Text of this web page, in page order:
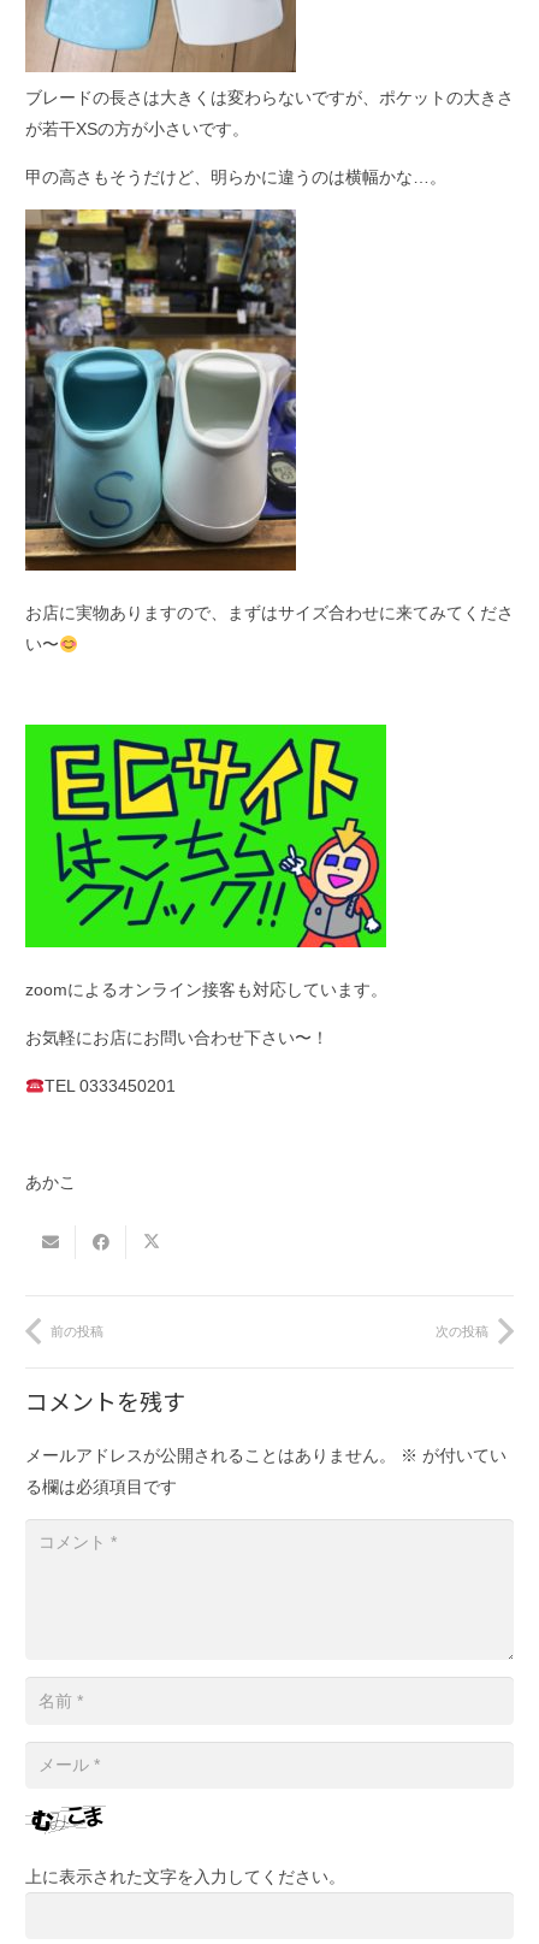
ブレードの長さは大きくは変わらないですが、ポケットの大きさ
が若干XSの方が小さいです。
甲の高さもそうだけど、明らかに違うのは横幅かな…。
お店に実物ありますので、まずはサイズ合わせに来てみてくださ
い〜
zoomによるオンライン接客も対応しています。
お気軽にお店にお問い合わせ下さい〜！
TEL 0333450201
あかこ
前の投稿 次の投稿
コメントを残す
メールアドレスが公開されることはありません。 ※ が付いてい
る欄は必須項目です
上に表示された文字を入力してください。